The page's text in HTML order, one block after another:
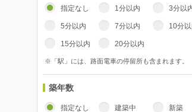
指定なし 1分以内 3分以
5分以内 7分以内 10分
15分以内 20分以内
※「駅」には、路面電車の停留所も含まれます。
築年数
指定なし 建築中 新築